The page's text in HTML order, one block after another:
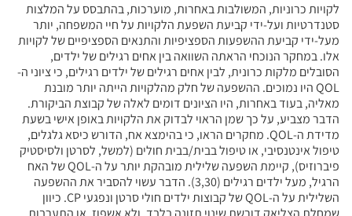
לקויות כרוניות, המשולבות באחרות, מוערכות, בהתבסס על המלצות
סטנדרטיות ועל-ידי קביעת השפעת הלקויות על חיי המשפחה, יותר
מעל-ידי קביעת ההשפעות הספציפיות והתנאים הספציפיים של לקויות
אלו. במחקר הנוכחי הראתה השוואה בין אחים רגילים של ילדים,
הסובלים מלקות כרונית, לבין אחים רגילים של ילדים רגילים, כי ציוני ה-
QOL היו נמוכים. ההשפעה של חלק מהלקויות הייתה יותר מובנת
מאליה, בעוד באחרות, היו הציונים דומים לאלה של קבוצת הביקורת.
הדבר מצביע, על כך שמן הראוי לבדוק את הלקויות באופן אישי בשעת
מדידת ה-QOL. מחקרים הראו, כי בהימצא אח, הדורש כיסא גלגלים,
טיפול אינטנסיבי, או טיפול בבית/בבית חולים (למשל, לסרטן ולסיסטיק
פיברוזיס), קיימת השפעה שלילית מובהקת יותר על ה-QOL של האח
הרגיל, מעל ילדים רגילים (3,30). הדבר עשוי להסביר את ההשפעה
השלילית על ה-QOL של קבוצות ילדים חולי סרטן ונפגעי CP. כיוון